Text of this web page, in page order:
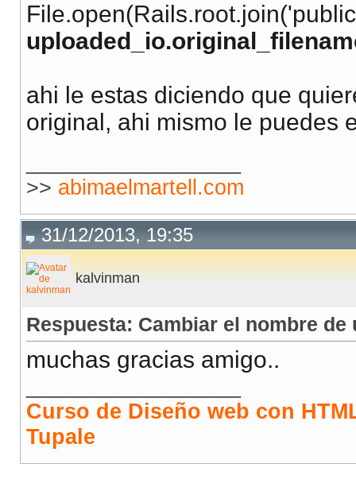
ahi le estas diciendo que
original, ahi mismo le puedes
>> abimaelmartell.com
31/12/2013, 19:35
kalvinman
Respuesta: Cambiar el nombre
muchas gracias amigo..
Curso de Diseño web con
Tupale